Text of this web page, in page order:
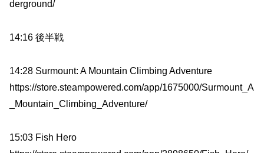
derground/
14:16 後半戦
14:28 Surmount: A Mountain Climbing Adventure
https://store.steampowered.com/app/1675000/Surmount_A
_Mountain_Climbing_Adventure/
15:03 Fish Hero